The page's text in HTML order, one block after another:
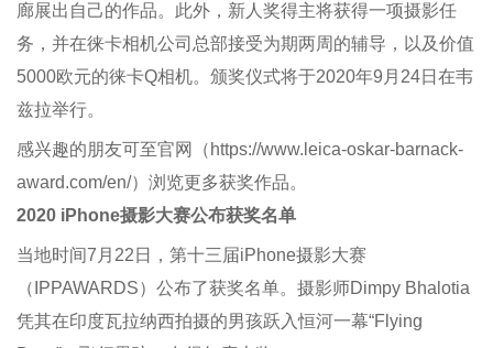
廊展出自己的作品。此外，新人奖得主将获得一项摄影任
务，并在徕卡相机公司总部接受为期两周的辅导，以及价值
5000欧元的徕卡Q相机。颁奖仪式将于2020年9月24日在韦
兹拉举行。
感兴趣的朋友可至官网（https://www.leica-oskar-barnack-
award.com/en/）浏览更多获奖作品。
2020 iPhone摄影大赛公布获奖名单
当地时间7月22日，第十三届iPhone摄影大赛
（IPPAWARDS）公布了获奖名单。摄影师Dimpy Bhalotia
凭其在印度瓦拉纳西拍摄的男孩跃入恒河一幕“Flying